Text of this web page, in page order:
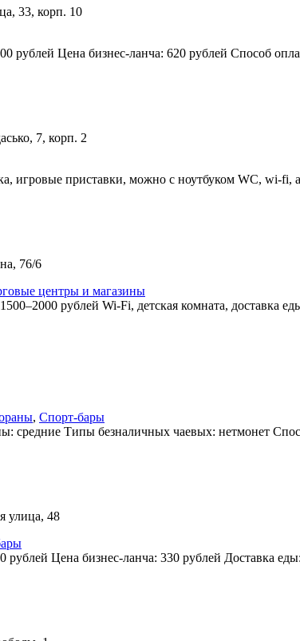
33, корп. 10
рублей Цена бизнес-ланча: 620 рублей Способ
7, корп. 2
игровые приставки, можно с ноутбуком WC, wi-fi,
76/6
центры и магазины
рублей Wi-Fi, детская комната, доставка
, Спорт-бары
средние Типы безналичных чаевых: нетмонет
улица, 48
Цена бизнес-ланча: 330 рублей Доставка